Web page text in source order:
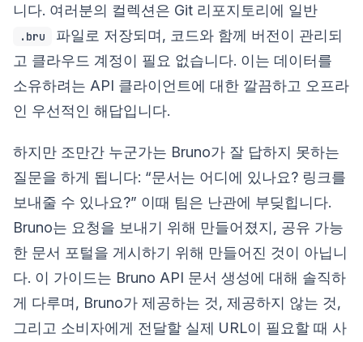
니다. 여러분의 컬렉션은 Git 리포지토리에 일반
.bru
파일로 저장되며, 코드와 함께 버전이 관리되
고 클라우드 계정이 필요 없습니다. 이는 데이터를
소유하려는 API 클라이언트에 대한 깔끔하고 오프라
인 우선적인 해답입니다.
하지만 조만간 누군가는 Bruno가 잘 답하지 못하는
질문을 하게 됩니다: “문서는 어디에 있나요? 링크를
보내줄 수 있나요?” 이때 팀은 난관에 부딪힙니다.
Bruno는 요청을 보내기 위해 만들어졌지, 공유 가능
한 문서 포털을 게시하기 위해 만들어진 것이 아닙니
다. 이 가이드는 Bruno API 문서 생성에 대해 솔직하
게 다루며, Bruno가 제공하는 것, 제공하지 않는 것,
그리고 소비자에게 전달할 실제 URL이 필요할 때 사